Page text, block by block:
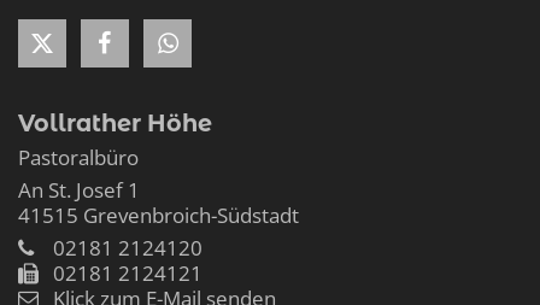
Vollrather Höhe
Pastoralbüro
An St. Josef 1
41515 Grevenbroich-Südstadt
02181 2124120
02181 2124121
Klick zum E-Mail senden